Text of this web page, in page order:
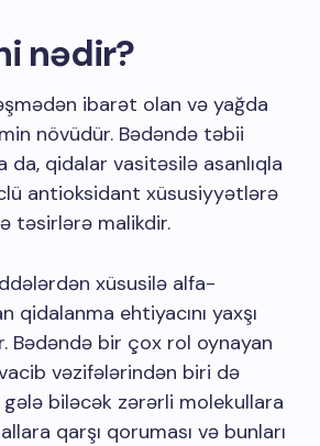
nədir?
ibarət olan və yağda
növüdür. Bədəndə təbii
da, qidalar vasitəsilə asanlıqla
antioksidant xüsusiyyətlərə
təsirlərə malikdir.
xüsusilə alfa-
qidalanma ehtiyacını yaxşı
Bədəndə bir çox rol oynayan
vəzifələrindən biri də
biləcək zərərli molekullara
qarşı qoruması və bunları